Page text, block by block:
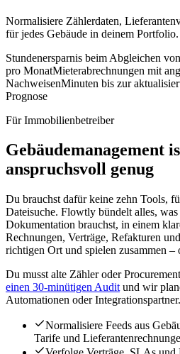
Normalisiere Zählerdaten,
für jedes Gebäude in deinem Portfolio.
Stundenersparnis beim Abgleichen
pro MonatMieterabrechnungen mit
NachweisenMinuten bis zur
Prognose
Für Immobilienbetreiber
Gebäudemanagement
anspruchsvoll genug
Du brauchst dafür keine zehn Tools,
Dateisuche. Flowtly bündelt alles,
Dokumentation brauchst, in einem
Rechnungen, Verträge, Refakturen
richtigen Ort und spielen zusammen –
Du musst alte Zähler oder
einen 30-minütigen Audit und wir
Automationen oder Integrationspartner.
Normalisiere Feeds aus
Tarife und